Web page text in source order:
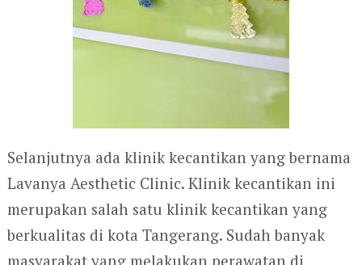
Selanjutnya ada klinik kecantikan yang bernama
Lavanya Aesthetic Clinic. Klinik kecantikan ini
merupakan salah satu klinik kecantikan yang
berkualitas di kota Tangerang. Sudah banyak
masyarakat yang melakukan perawatan di